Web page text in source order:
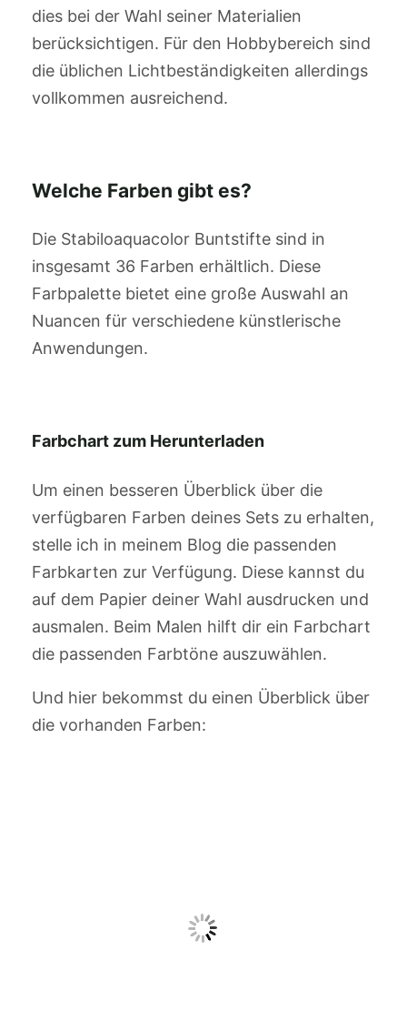
dies bei der Wahl seiner Materialien
berücksichtigen. Für den Hobbybereich sind
die üblichen Lichtbeständigkeiten allerdings
vollkommen ausreichend.
Welche Farben gibt es?
Die Stabiloaquacolor Buntstifte sind in
insgesamt 36 Farben erhältlich. Diese
Farbpalette bietet eine große Auswahl an
Nuancen für verschiedene künstlerische
Anwendungen.
Farbchart zum Herunterladen
Um einen besseren Überblick über die
verfügbaren Farben deines Sets zu erhalten,
stelle ich in meinem Blog die passenden
Farbkarten zur Verfügung. Diese kannst du
auf dem Papier deiner Wahl ausdrucken und
ausmalen. Beim Malen hilft dir ein Farbchart
die passenden Farbtöne auszuwählen.
Und hier bekommst du einen Überblick über
die vorhanden Farben: